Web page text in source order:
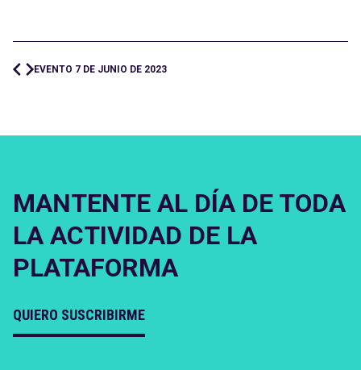
EVENTO 7 DE JUNIO DE 2023
MANTENTE AL DÍA DE TODA
LA ACTIVIDAD DE LA
PLATAFORMA
QUIERO SUSCRIBIRME